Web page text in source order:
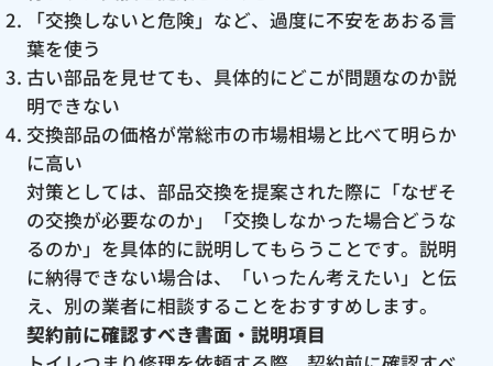
「交換しないと危険」など、過度に不安をあおる言
葉を使う
古い部品を見せても、具体的にどこが問題なのか説
明できない
交換部品の価格が常総市の市場相場と比べて明らか
に高い
対策としては、部品交換を提案された際に「なぜそ
の交換が必要なのか」「交換しなかった場合どうな
るのか」を具体的に説明してもらうことです。説明
に納得できない場合は、「いったん考えたい」と伝
え、別の業者に相談することをおすすめします。
契約前に確認すべき書面・説明項目